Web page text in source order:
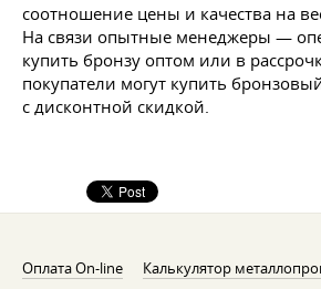
соотношение цены и качества на
На связи опытные менеджеры —
купить бронзу оптом или в
покупатели могут купить
с дисконтной скидкой.
Оплата On-line Калькулятор